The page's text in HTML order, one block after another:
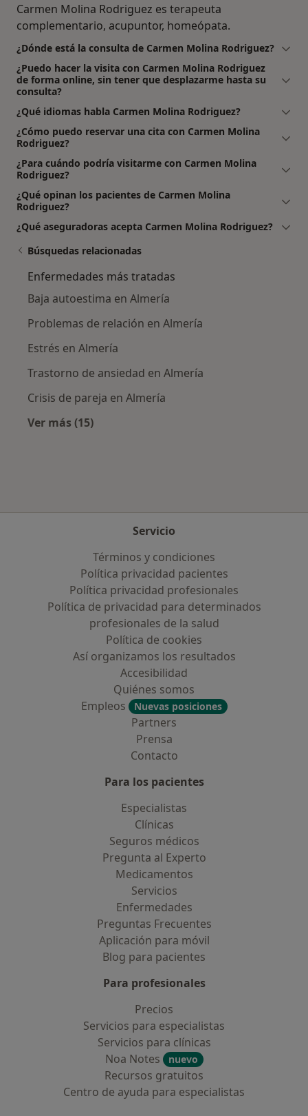
Carmen Molina Rodriguez es terapeuta
complementario, acupuntor, homeópata.
¿Dónde está la consulta de Carmen Molina Rodriguez?
¿Puedo hacer la visita con Carmen Molina Rodriguez
de forma online, sin tener que desplazarme hasta su
consulta?
¿Qué idiomas habla Carmen Molina Rodriguez?
¿Cómo puedo reservar una cita con Carmen Molina
Rodriguez?
¿Para cuándo podría visitarme con Carmen Molina
Rodriguez?
¿Qué opinan los pacientes de Carmen Molina
Rodriguez?
¿Qué aseguradoras acepta Carmen Molina Rodriguez?
Búsquedas relacionadas
Enfermedades más tratadas
Baja autoestima en Almería
Problemas de relación en Almería
Estrés en Almería
Trastorno de ansiedad en Almería
Crisis de pareja en Almería
Ver más (15)
Servicio
Términos y condiciones
Política privacidad pacientes
Política privacidad profesionales
Política de privacidad para determinados
profesionales de la salud
Política de cookies
Así organizamos los resultados
Accesibilidad
Quiénes somos
Empleos
Nuevas posiciones
Partners
Prensa
Contacto
Para los pacientes
Especialistas
Clínicas
Seguros médicos
Pregunta al Experto
Medicamentos
Servicios
Enfermedades
Preguntas Frecuentes
Aplicación para móvil
Blog para pacientes
Para profesionales
Precios
Servicios para especialistas
Servicios para clínicas
Noa Notes
nuevo
Recursos gratuitos
Centro de ayuda para especialistas